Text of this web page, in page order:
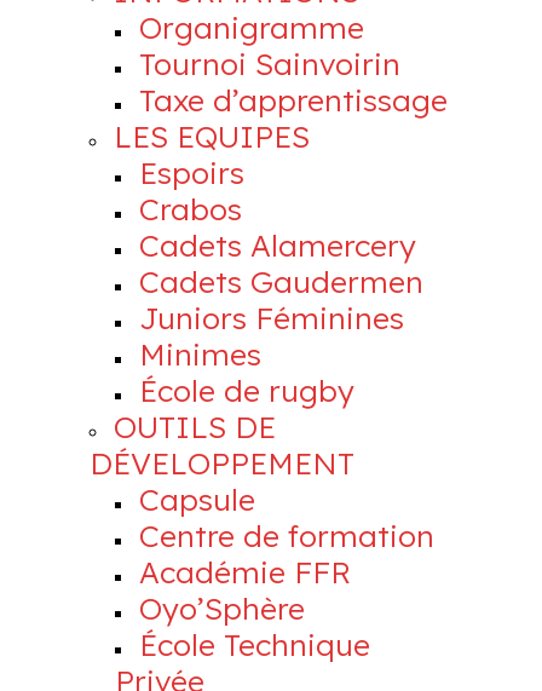
Organigramme
Tournoi Sainvoirin
Taxe d’apprentissage
LES EQUIPES
Espoirs
Crabos
Cadets Alamercery
Cadets Gaudermen
Juniors Féminines
Minimes
École de rugby
OUTILS DE
DÉVELOPPEMENT
Capsule
Centre de formation
Académie FFR
Oyo’Sphère
École Technique
Privée